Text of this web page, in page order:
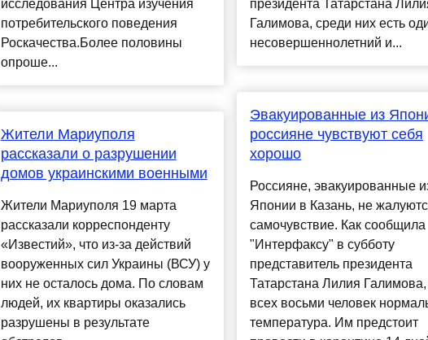
исследования Центра изучения
потребительского поведения
Роскачества.Более половины
опроше...
Жители Мариуполя
рассказали о разрушении
домов украинскими военными
Жители Мариуполя 19 марта
рассказали корреспонденту
«Известий», что из-за действий
вооруженных сил Украины (ВСУ) у
них не осталось дома. По словам
людей, их квартиры оказались
разрушены в результате
президента Татарстана
Галимова, среди них есть
несовершеннолетний и...
Эвакуированные из
россияне чувствуют себя
хорошо
Россияне, эвакуированные
Японии в Казань, не
самочувствие. Как сообщила
"Интерфаксу" в субботу
представитель президента
Татарстана Лилия Галимова,
всех восьми человек
температура. Им предстоит